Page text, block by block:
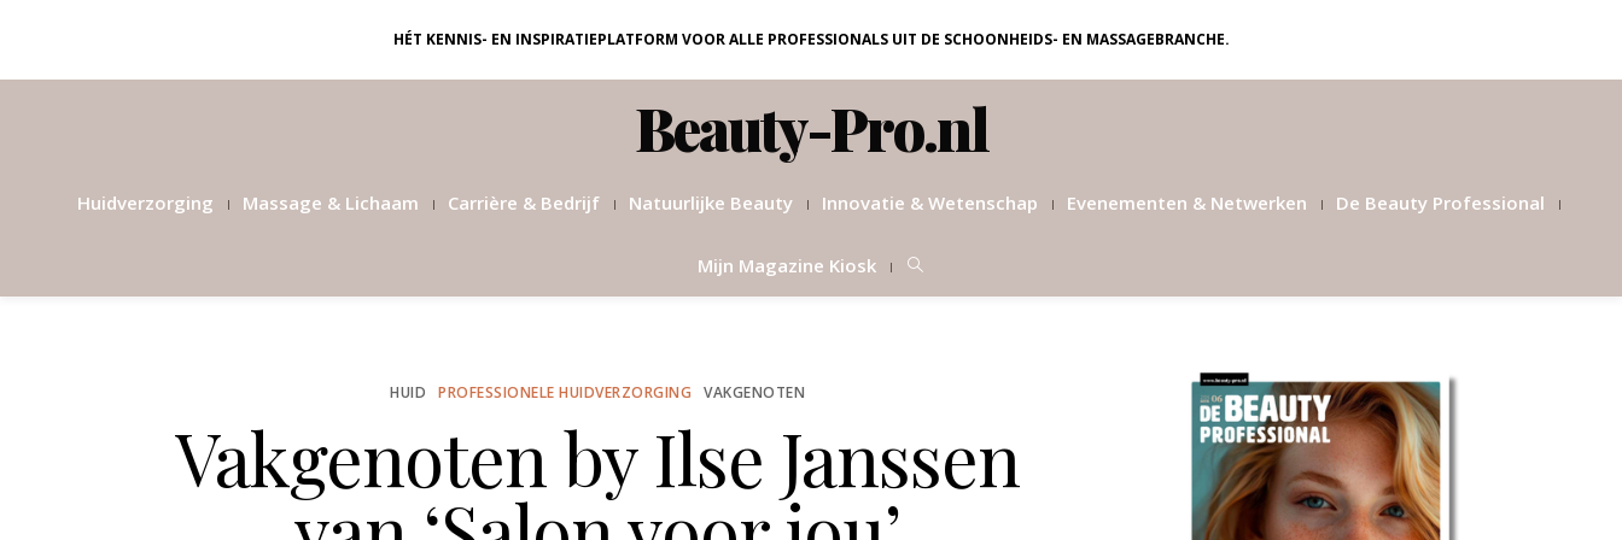
HÉT KENNIS- EN INSPIRATIEPLATFORM VOOR ALLE PROFESSIONALS UIT DE SCHOONHEIDS- EN MASSAGEBRANCHE.
Beauty-Pro.nl
Huidverzorging Massage & Lichaam Carrière & Bedrijf Natuurlijke Beauty Innovatie & Wetenschap Evenementen & Netwerken De Beauty Professional
Mijn Magazine Kiosk
HUID PROFESSIONELE HUIDVERZORGING VAKGENOTEN
Vakgenoten by Ilse Janssen